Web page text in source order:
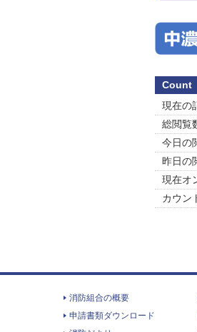
Count
現在の
総閲覧
今日の
昨日の
現在オ
カウン
消防組合の概要
申請書類ダウンロード